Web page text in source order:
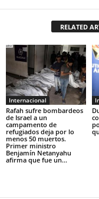
RELATED
Internacional
Rafah sufre bombardeos
de Israel a un
campamento de
refugiados deja por lo
menos 50 muertos.
Primer ministro
Benjamín Netanyahu
afirma que fue un...